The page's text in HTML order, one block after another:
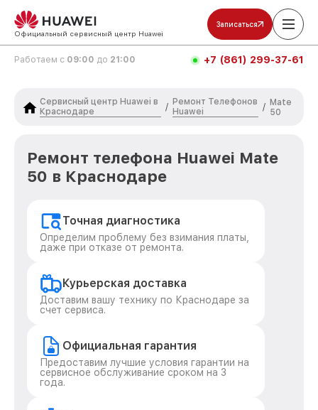
Официальный сервисный центр Huawei
Записаться
Работаем с 09:00 до 21:00 +7 (861) 299-37-61
Сервисный центр Huawei в
Краснодаре
/
Ремонт Телефонов
Huawei
/ Mate
50
Ремонт телефона Huawei Mate
50 в Краснодаре
Точная диагностика
Определим проблему без взимания платы,
даже при отказе от ремонта.
Курьерская доставка
Доставим вашу технику по Краснодаре за
счет сервиса.
Официальная гарантия
Предоставим лучшие условия гарантии на
сервисное обслуживание сроком на 3
года.